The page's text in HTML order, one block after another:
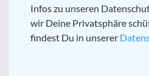
Infos zu unseren
wir Deine Privatsphäre
findest Du in unserer